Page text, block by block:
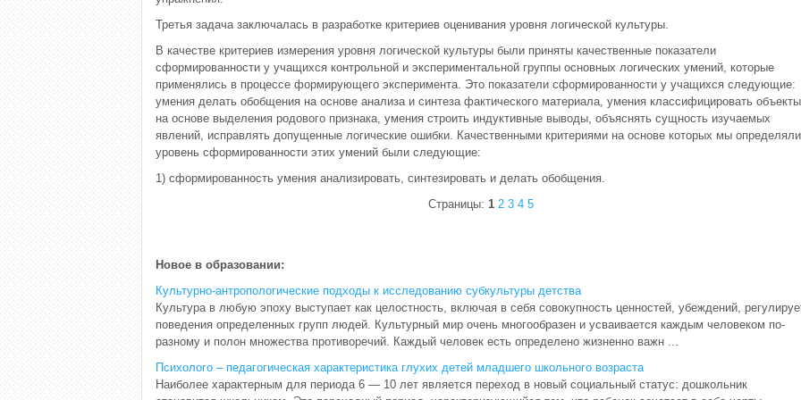
Третья задача заключалась в разработке критериев оценивания уровня логической культуры.
В качестве критериев измерения уровня логической культуры были приняты качественные показатели
сформированности у учащихся контрольной и экспериментальной группы основных логических умений, которые
применялись в процессе формирующего эксперимента. Это показатели сформированности у учащихся следующие:
умения делать обобщения на основе анализа и синтеза фактического материала, умения классифицировать объекты
на основе выделения родового признака, умения строить индуктивные выводы, объяснять сущность изучаемых
явлений, исправлять допущенные логические ошибки. Качественными критериями на основе которых мы определяли
уровень сформированности этих умений были следующие:
1) сформированность умения анализировать, синтезировать и делать обобщения.
Страницы: 1 2 3 4 5
Новое в образовании:
Культурно-антропологические подходы к исследованию субкультуры детства
Культура в любую эпоху выступает как целостность, включая в себя совокупность ценностей, убеждений,
поведения определенных групп людей. Культурный мир очень многообразен и усваивается каждым человеком по-
разному и полон множества противоречий. Каждый человек есть определено жизненно важн ...
Психолого – педагогическая характеристика глухих детей младшего школьного возраста
Наиболее характерным для периода 6 — 10 лет является переход в новый социальный статус: дошкольник